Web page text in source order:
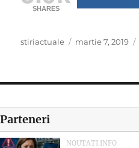
SHARES
Author
stiriactuale
Posted
martie 7, 2019
Parteneri
NOUTATI.INFO